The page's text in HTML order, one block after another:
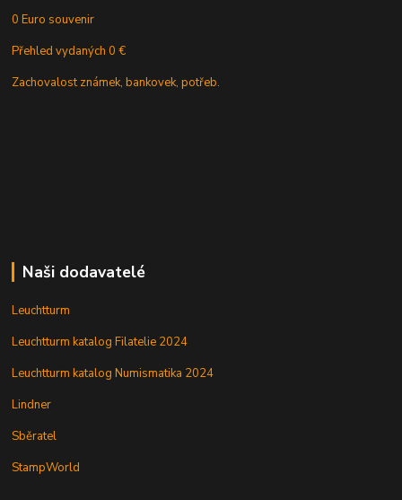
0 Euro souvenir
Přehled vydaných 0 €
Zachovalost známek, bankovek, potřeb.
Naši dodavatelé
Leuchtturm
Leuchtturm katalog Filatelie 2024
Leuchtturm katalog Numismatika 2024
Lindner
Sběratel
StampWorld